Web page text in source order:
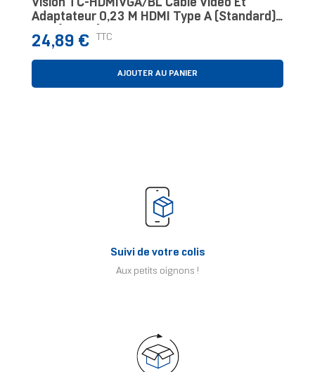
Vision TC-HDMIVGA/BL Câble Vidéo Et
Adaptateur 0,23 M HDMI Type A (Standard)
VGA (D-Sub) Noir
Prix
24,89 € TTC
AJOUTER AU PANIER
Suivi de votre colis
Aux petits oignons !